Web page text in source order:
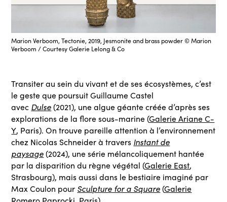
Marion Verboom, Tectonie, 2019, Jesmonite and brass powder © Marion
Verboom / Courtesy Galerie Lelong & Co
Transiter au sein du vivant et de ses écosystèmes, c’est
le geste que poursuit Guillaume Castel
avec Dulse (2021), une algue géante créée d’après ses
explorations de la flore sous-marine (Galerie Ariane C-
Y, Paris). On trouve pareille attention à l’environnement
chez Nicolas Schneider à travers Instant de
paysage (2024), une série mélancoliquement hantée
par la disparition du règne végétal (Galerie East,
Strasbourg), mais aussi dans le bestiaire imaginé par
Max Coulon pour Sculpture for a Square(Galerie